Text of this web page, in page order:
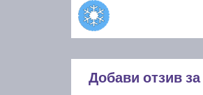
Добави отзив за